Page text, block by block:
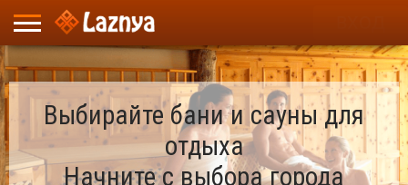
Выбирайте бани и сауны для
отдыха
Начните с выбора города